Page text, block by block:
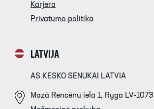
Karjera
Privatumo politika
LATVIJA
AS KESKO SENUKAI LATVIA
Mazā Rencēnu iela 1, Ryga LV-1073